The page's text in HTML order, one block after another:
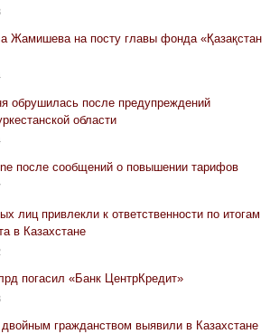
Жамишева на посту главы фонда «Қазақстан
обрушилась после предупреждений
области
после сообщений о повышении тарифов
лиц привлекли к ответственности по итогам
в Казахстане
погасил «Банк ЦентрКредит»
гражданством выявили в Казахстане